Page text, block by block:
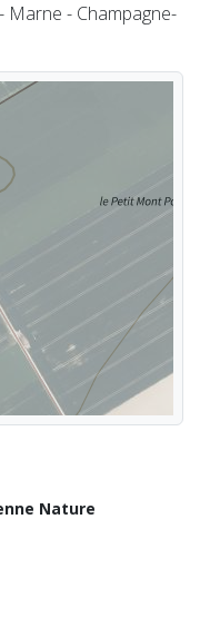
Marne - Champagne-
Nature